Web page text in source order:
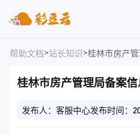
帮助文档>站长知识>桂林市房产
桂林市房产管理局备案信
发布人：客服中心发布时间：